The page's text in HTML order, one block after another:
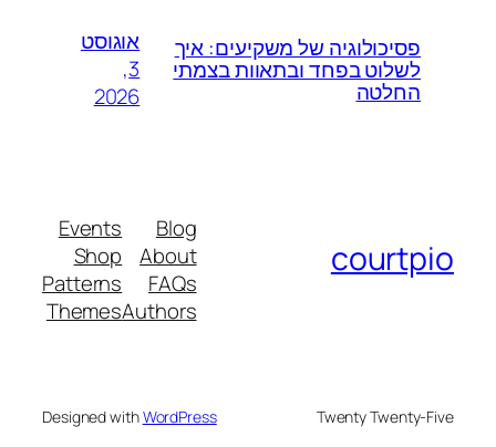
פסיכולוגיה של משקיעים: איך
לשלוט בפחד ובתאוות בצמתי
החלטה
אוגוסט
3,
2026
courtpio
Blog
About
FAQs
Authors
Events
Shop
Patterns
Themes
Twenty Twenty-Five
Designed withWordPress